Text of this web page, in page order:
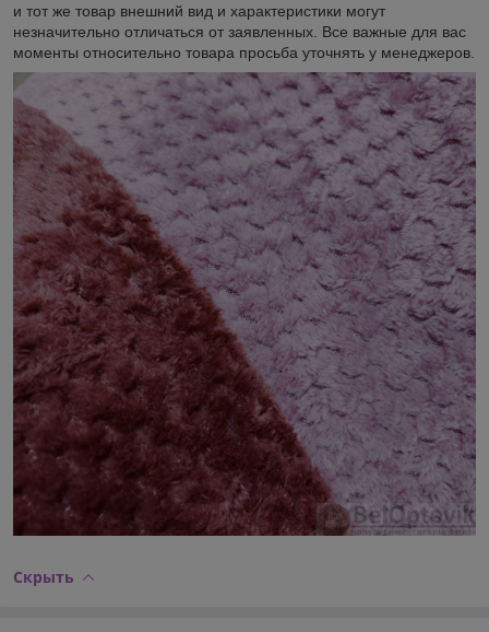
и тот же товар внешний вид и характеристики могут
незначительно отличаться от заявленных. Все важные для вас
моменты относительно товара просьба уточнять у менеджеров.
Скрыть